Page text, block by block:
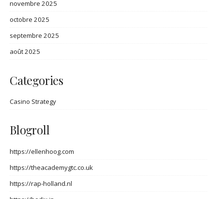
novembre 2025
octobre 2025
septembre 2025
août 2025
Categories
Casino Strategy
Blogroll
https://ellenhoog.com
https://theacademygtc.co.uk
https://rap-holland.nl